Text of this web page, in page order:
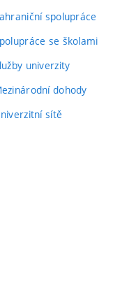
spolupráce
se školami
univerzity
dohody
sítě